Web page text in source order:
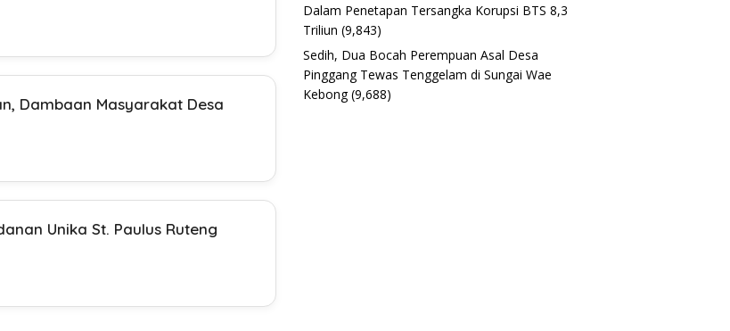
Dambaan Masyarakat Desa
Unika St. Paulus Ruteng
Dalam Penetapan Tersangka Korupsi BTS 8,3
Triliun (9,843)
Sedih, Dua Bocah Perempuan Asal Desa
Pinggang Tewas Tenggelam di Sungai Wae
Kebong (9,688)